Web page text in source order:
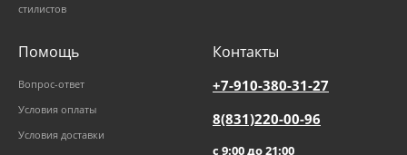
стилистов
Помощь
Вопрос-ответ
Условия оплаты
Условия доставки
Контакты
+7-910-380-31-27
8(831)220-00-96
с 9:00 до 21:00